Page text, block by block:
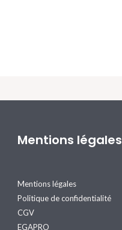
Mentions légales
Mentions légales
Politique de confidentialité
CGV
EGAPRO